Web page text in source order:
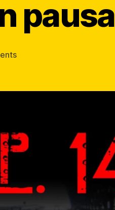
pausa